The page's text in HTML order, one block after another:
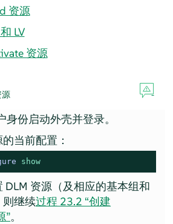
资源
LV
资源
源
身份启动外壳并登录。
当前配置：
show
DLM 资源（及相应的基本组和
则继续过程 23.2 “创建
”。